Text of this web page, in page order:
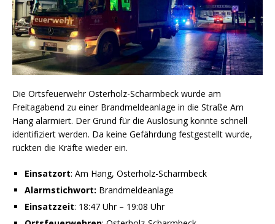
Die Ortsfeuerwehr Osterholz-Scharmbeck wurde am
Freitagabend zu einer Brandmeldeanlage in die Straße Am
Hang alarmiert. Der Grund für die Auslösung konnte schnell
identifiziert werden. Da keine Gefährdung festgestellt wurde,
rückten die Kräfte wieder ein.
Einsatzort: Am Hang, Osterholz-Scharmbeck
Alarmstichwort: Brandmeldeanlage
Einsatzzeit: 18:47 Uhr – 19:08 Uhr